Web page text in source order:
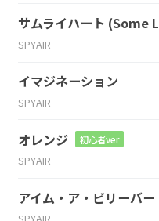
サムライハート
SPYAIR
イマジネーション
SPYAIR
オレンジ 初心者ver
SPYAIR
アイム・ア・ビリーバー